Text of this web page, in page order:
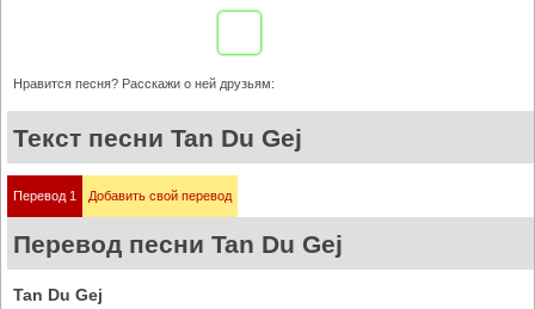
Нравится песня? Расскажи о ней друзьям:
Текст песни Tan Du Gej
Перевод 1 Добавить свой перевод
Перевод песни Tan Du Gej
Tan Du Gej